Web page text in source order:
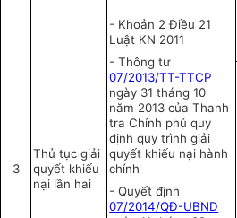
3
Thủ tục giải
quyết khiếu
nại lần hai
- Khoản 2 Điều 21
Luật KN 2011
-Thông tư
07/2013/TT-TTCP
ngày 31 tháng 10
năm 2013 của Thanh
tra Chính phủ quy
định quy trình giải
quyết khiếu nại hành
chính
-Quyết định
07/2014/QĐ-UBND